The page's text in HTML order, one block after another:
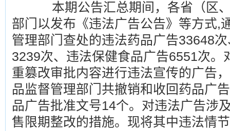
本期公告汇总期间，各省（区、
部门以发布《违法广告公告》等方式,
管理部门查处的违法药品广告33648
3239次、违法保健食品广告6551次。
重篡改审批内容进行违法宣传的广告
品监督管理部门共撤销和收回药品广
品广告批准文号14个。对违法广告涉
售限期整改的措施。现将其中违法情